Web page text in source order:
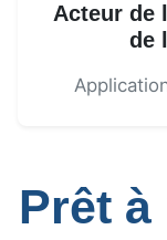
Acteur de
de
Prêt